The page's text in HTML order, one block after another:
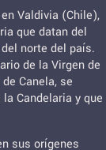
Valdivia (Chile),
que datan del
norte del país.
de la Virgen de
Canela, se
Candelaria y que
sus orígenes